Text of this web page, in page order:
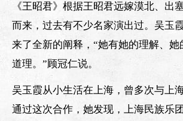
《王昭君》根据王昭君远嫁漠北、出
而来，过去有不少名家演出过。吴玉
来了全新的阐释，“她有她的理解、
道理。”顾冠仁说。
吴玉霞从小生活在上海，曾多次与上
通过这次合作，她发现，上海民族乐